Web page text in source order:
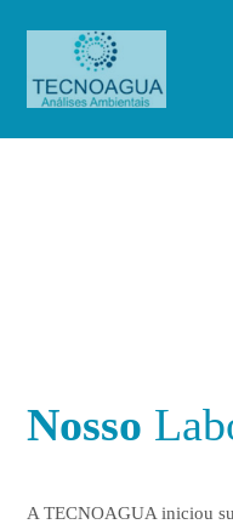
Nosso
A TECNOAGUA iniciou